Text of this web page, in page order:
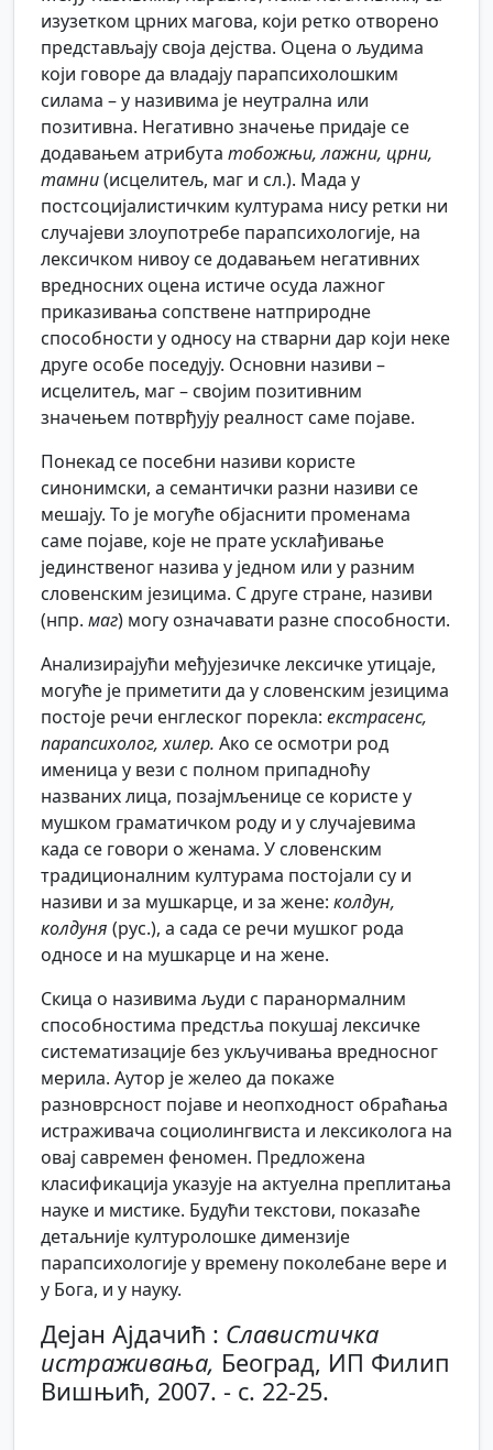
изузетком црних магова, који ретко отворено
представљају своја дејства. Оцена о људима
који говоре да владају парапсихолошким
силама – у називима је неутрална или
позитивна. Негативно значење придаје се
додавањем атрибута тобожњи, лажни, црни,
тамни(исцелитељ, маг и сл.). Мада у
постсоцијалистичким културама нису ретки ни
случајеви злоупотребе парапсихологије, на
лексичком нивоу се додавањем негативних
вредносних оцена истиче осуда лажног
приказивања сопствене натприродне
способности у односу на стварни дар који неке
друге особе поседују. Основни називи –
исцелитељ, маг – својим позитивним
значењем потврђују реалност саме појаве.
Понекад се посебни називи користе
синонимски, а семантички разни називи се
мешају. То је могуће објаснити променама
саме појаве, које не прате усклађивање
јединственог назива у једном или у разним
словенским језицима. С друге стране, називи
(нпр. маг) могу означавати разне способности.
Анализирајући међујезичке лексичке утицаје,
могуће је приметити да у словенским језицима
постоје речи енглеског порекла: екстрасенс,
парапсихолог, хилер. Ако се осмотри род
именица у вези с полном припадноћу
названих лица, позајмљенице се користе у
мушком граматичком роду и у случајевима
када се говори о женама. У словенским
традиционалним културама постојали су и
називи и за мушкарце, и за жене: колдун,
колдуня (рус.), а сада се речи мушког рода
односе и на мушкарце и на жене.
Скица о називима људи с паранормалним
способностима предстља покушај лексичке
систематизације без укључивања вредносног
мерила. Аутор је желео да покаже
разноврсност појаве и неопходност обраћања
истраживача социолингвиста и лексиколога на
овај савремен феномен. Предложена
класификација указује на актуелна преплитања
науке и мистике. Будући текстови, показаће
детаљније културолошке димензије
парапсихологије у времену поколебане вере и
у Бога, и у науку.
Дејан Ајдачић : Славистичка
истраживања, Београд, ИП Филип
Вишњић, 2007. - с. 22-25.